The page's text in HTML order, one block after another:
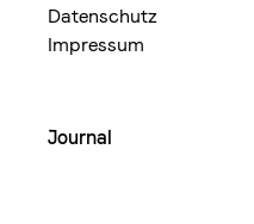
Datenschutz
Impressum
Journal